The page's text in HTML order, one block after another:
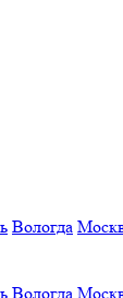
Вологда
Вологда